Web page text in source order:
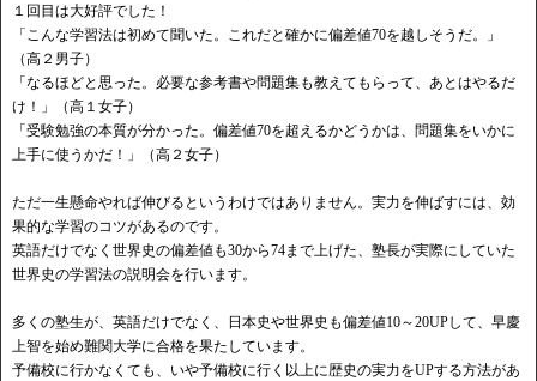
１回目は大好評でした！
「こんな学習法は初めて聞いた。これだと確かに偏差値70を越しそうだ。」
（高２男子）
「なるほどと思った。必要な参考書や問題集も教えてもらって、あとはやるだ
け！」（高１女子）
「受験勉強の本質が分かった。偏差値70を超えるかどうかは、問題集をいかに
上手に使うかだ！」（高２女子）
ただ一生懸命やれば伸びるというわけではありません。実力を伸ばすには、効
果的な学習のコツがあるのです。
英語だけでなく世界史の偏差値も30から74まで上げた、塾長が実際にしていた
世界史の学習法の説明会を行います。
多くの塾生が、英語だけでなく、日本史や世界史も偏差値10～20UPして、早慶
上智を始め難関大学に合格を果たしています。
予備校に行かなくても、いや予備校に行く以上に歴史の実力をUPする方法があ